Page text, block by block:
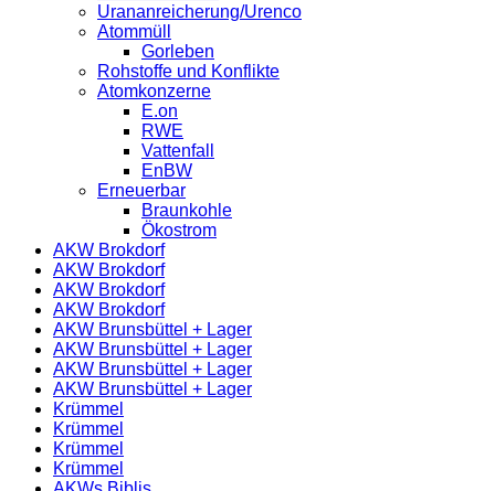
Urananreicherung/Urenco
Atommüll
Gorleben
Rohstoffe und Konflikte
Atomkonzerne
E.on
RWE
Vattenfall
EnBW
Erneuerbar
Braunkohle
Ökostrom
AKW Brokdorf
AKW Brokdorf
AKW Brokdorf
AKW Brokdorf
AKW Brunsbüttel + Lager
AKW Brunsbüttel + Lager
AKW Brunsbüttel + Lager
AKW Brunsbüttel + Lager
Krümmel
Krümmel
Krümmel
Krümmel